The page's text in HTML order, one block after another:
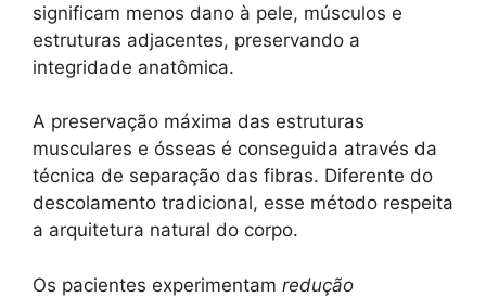
significam menos dano à pele, músculos e
estruturas adjacentes, preservando a
integridade anatômica.
A preservação máxima das estruturas
musculares e ósseas é conseguida através da
técnica de separação das fibras. Diferente do
descolamento tradicional, esse método respeita
a arquitetura natural do corpo.
Os pacientes experimentam redução